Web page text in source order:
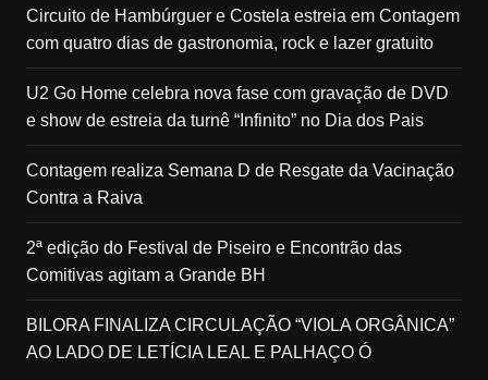
Circuito de Hambúrguer e Costela estreia em Contagem
com quatro dias de gastronomia, rock e lazer gratuito
U2 Go Home celebra nova fase com gravação de DVD
e show de estreia da turnê “Infinito” no Dia dos Pais
Contagem realiza Semana D de Resgate da Vacinação
Contra a Raiva
2ª edição do Festival de Piseiro e Encontrão das
Comitivas agitam a Grande BH
BILORA FINALIZA CIRCULAÇÃO “VIOLA ORGÂNICA”
AO LADO DE LETÍCIA LEAL E PALHAÇO Ó